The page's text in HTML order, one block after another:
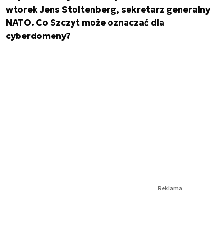
wtorek Jens Stoltenberg, sekretarz generalny
NATO. Co Szczyt może oznaczać dla
cyberdomeny?
Reklama